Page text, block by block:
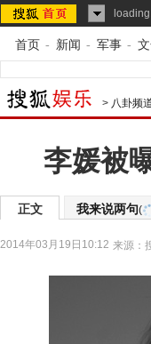
首页 - 新闻 - 军事 -
> 八卦频
李媛被
正文 我来说两句(
2014年03月19日10:12 来源：